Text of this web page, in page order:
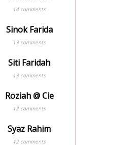
14 comments
Sinok Farida
13 comments
Siti Faridah
13 comments
Roziah @ Cie
12 comments
Syaz Rahim
12 comments